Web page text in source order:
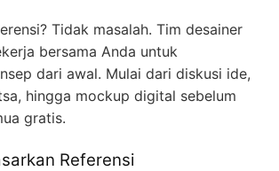
Tidak masalah. Tim desainer
bersama Anda untuk
dari awal. Mulai dari diskusi ide,
hingga mockup digital sebelum
gratis.
Referensi